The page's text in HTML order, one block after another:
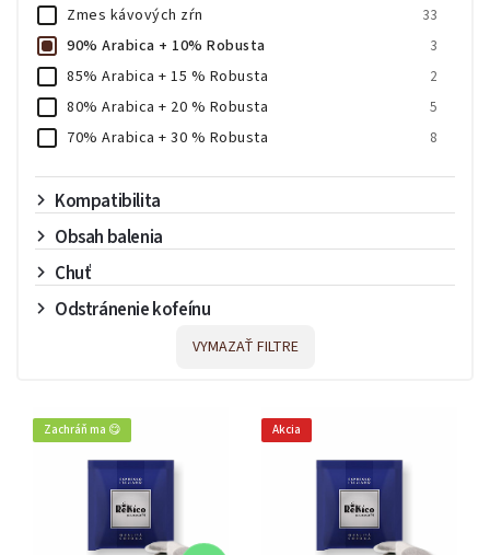
Zmes kávových zŕn 33
90% Arabica + 10% Robusta 3
85% Arabica + 15 % Robusta 2
80% Arabica + 20 % Robusta 5
70% Arabica + 30 % Robusta 8
55 % Arabica + 45 % Robusta
50% Arabica + 50 % Robusta
40% Arabica + 60 % Robusta
30% Arabica + 70 % Robusta 12
25% Arabica + 75% Robusta
20% Arabica + 80 % Robusta
Kompatibilita
Obsah balenia
Chuť
Odstránenie kofeínu
VYMAZAŤ FILTRE
Zachráň ma 😋 Akcia